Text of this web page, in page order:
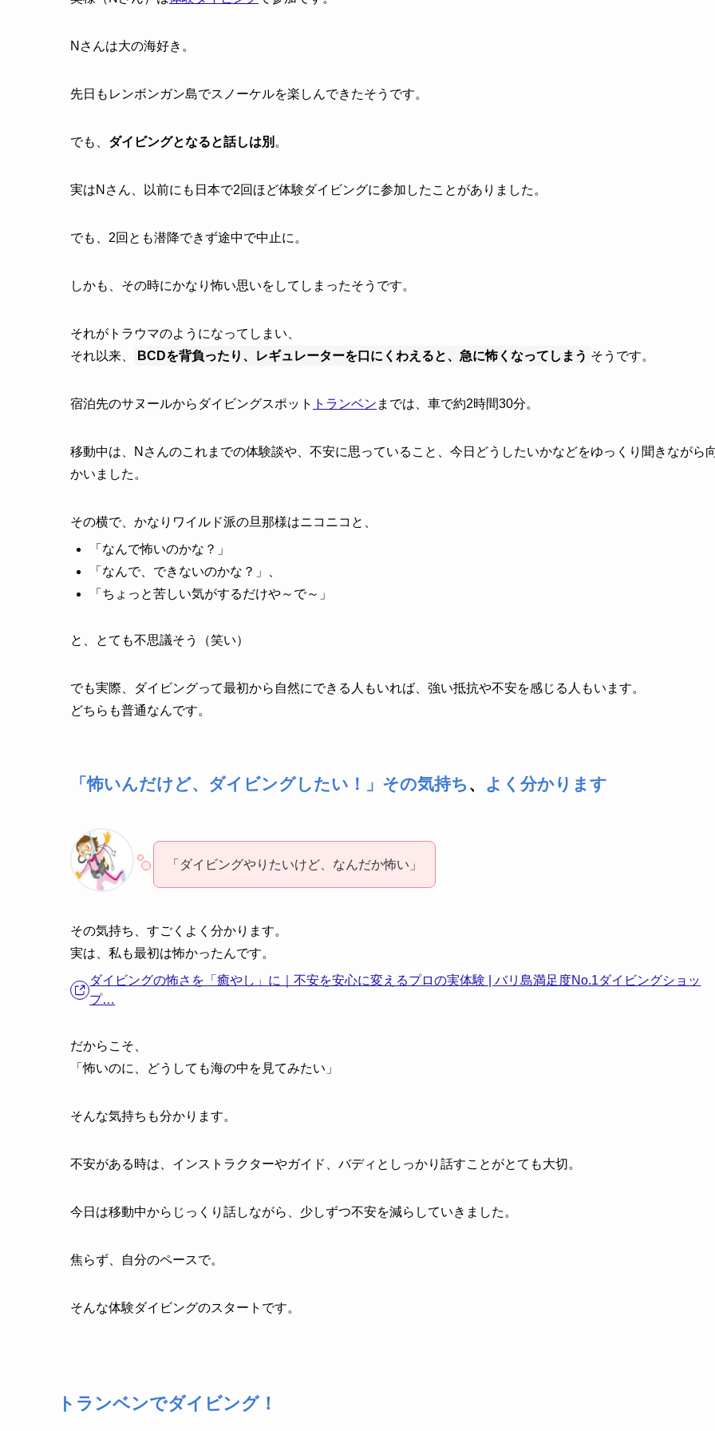
Nさんは大の海好き。
先日もレンボンガン島でスノーケルを楽しんできたそうです。
でも、 ダイビングとなると話しは別 。
実はNさん、以前にも日本で2回ほど体験ダイビングに参加したことがありました。
でも、2回とも潜降できず途中で中止に。
しかも、その時にかなり怖い思いをしてしまったそうです。
それがトラウマのようになってしまい、
それ以来、
BCDを背負ったり、レギュレーターを口にくわえると、急に怖くなってしまう そうです。
宿泊先のサヌールからダイビングスポット トランベン までは、車で約2時間30分。
移動中は、Nさんのこれまでの体験談や、不安に思っていること、今日どうしたいかなどをゆっくり聞きながら
かいました。
その横で、かなりワイルド派の旦那様はニコニコと、
「なんで怖いのかな？」
「なんで、できないのかな？」、
「ちょっと苦しい気がするだけや～で～」
と、とても不思議そう（笑い）
でも実際、ダイビングって最初から自然にできる人もいれば、強い抵抗や不安を感じる人もいます。
どちらも普通なんです。
「怖いんだけど、ダイビングしたい！」その気持ち 、 よく分かります
「ダイビングやりたいけど、なんだか怖い」
その気持ち、すごくよく分かります。
実は、私も最初は怖かったんです。
ダイビングの怖さを「癒やし」に｜不安を安心に変えるプロの実体験 | バリ島満足度No.1ダイビングショッ
プ…
だからこそ、
「怖いのに、どうしても海の中を見てみたい」
そんな気持ちも分かります。
不安がある時は、インストラクターやガイド、バディとしっかり話すことがとても大切。
今日は移動中からじっくり話しながら、少しずつ不安を減らしていきました。
焦らず、自分のペースで。
そんな体験ダイビングのスタートです。
トランベンでダイビング！